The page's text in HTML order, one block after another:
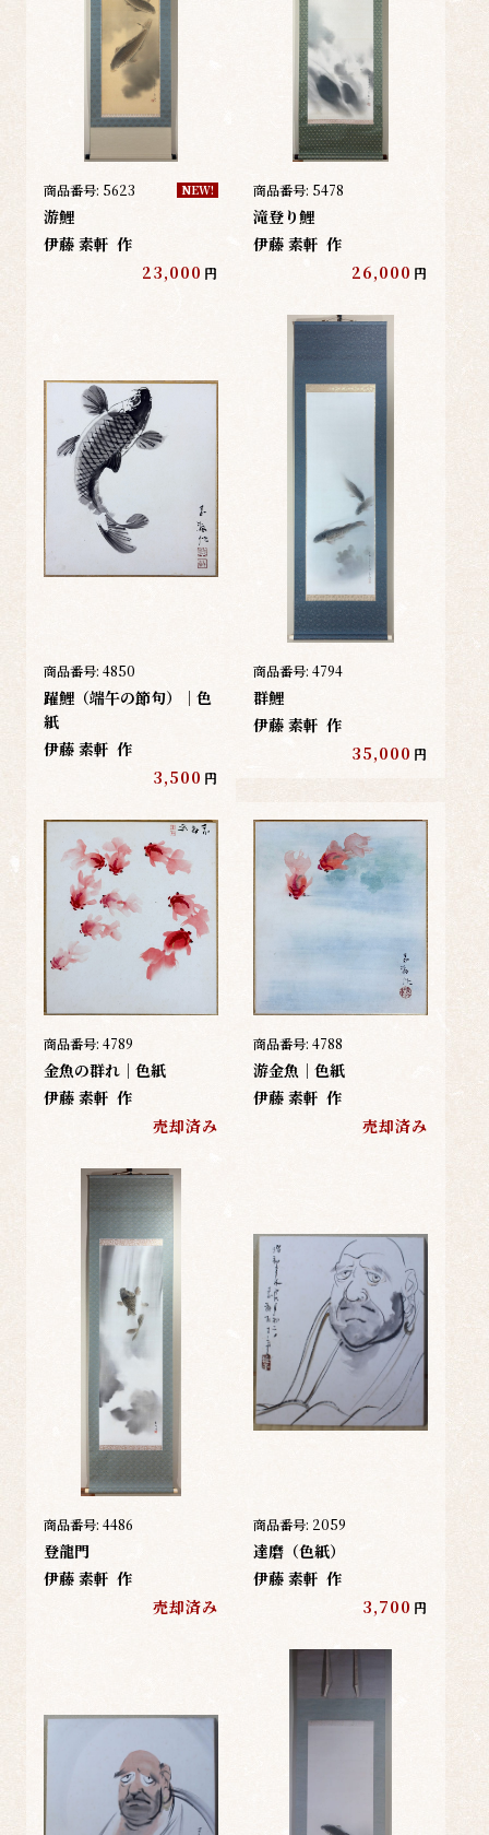
商品番号: 5623 NEW!
游鯉
伊藤 素軒 作
23,000 円
商品番号: 5478
滝登り鯉
伊藤 素軒 作
26,000 円
商品番号: 4850
躍鯉（端午の節句）｜色
紙
伊藤 素軒 作
3,500 円
商品番号: 4794
群鯉
伊藤 素軒 作
35,000 円
商品番号: 4789
金魚の群れ｜色紙
伊藤 素軒 作
売却済み
商品番号: 4788
游金魚｜色紙
伊藤 素軒 作
売却済み
商品番号: 4486
登龍門
伊藤 素軒 作
売却済み
商品番号: 2059
達磨（色紙）
伊藤 素軒 作
3,700 円